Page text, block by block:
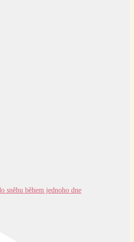
během jednoho dne